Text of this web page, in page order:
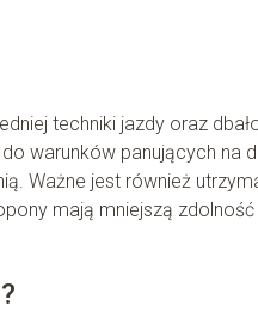
techniki jazdy oraz
warunków panujących na
Ważne jest również
mają mniejszą